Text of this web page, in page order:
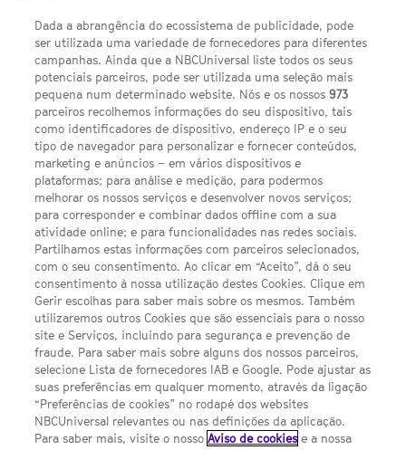
SEGUE-NOS
FACEBOOK
TWITTER
YOUTUBEINSTAGRAM
LINKS ÚTEIS
Escolhas de Anúncios
Política de privacidade
Termos E Condições
FILMES
UMA DIVISÃO DA NBCUNIVERSAL
Dada a abrangência do ecossistema de publicidade, pode
ser utilizada uma variedade de fornecedores para diferentes
campanhas. Ainda que a NBCUniversal liste todos os seus
potenciais parceiros, pode ser utilizada uma seleção mais
pequena num determinado website. Nós e os nossos973
parceiros recolhemos informações do seu dispositivo, tais
como identificadores de dispositivo, endereço IP e o seu
tipo de navegador para personalizar e fornecer conteúdos,
marketing e anúncios – em vários dispositivos e
plataformas; para análise e medição, para podermos
melhorar os nossos serviços e desenvolver novos serviços;
para corresponder e combinar dados offline com a sua
atividade online; e para funcionalidades nas redes sociais.
Partilhamos estas informações com parceiros selecionados,
com o seu consentimento. Ao clicar em “Aceito”, dá o seu
consentimento à nossa utilização destes Cookies. Clique em
Gerir escolhas para saber mais sobre os mesmos. Também
utilizaremos outros Cookies que são essenciais para o nosso
site e Serviços, incluindo para segurança e prevenção de
fraude. Para saber mais sobre alguns dos nossos parceiros,
selecione Lista de fornecedores IAB e Google. Pode ajustar as
suas preferências em qualquer momento, através da ligação
“Preferências de cookies” no rodapé dos websites
NBCUniversal relevantes ou nas definições da aplicação.
Para saber mais, visite o nossoAviso de cookies e a nossa